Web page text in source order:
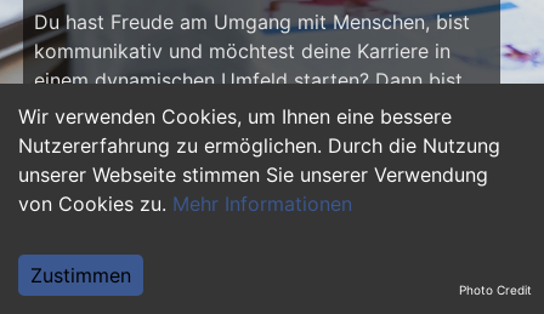
Wir verwenden Cookies, um Ihnen eine bessere
Nutzererfahrung zu ermöglichen. Durch die Nutzung
unserer Webseite stimmen Sie unserer Verwendung
von Cookies zu. Mehr Informationen
Zustimmen
Du hast Freude am Umgang mit Menschen, bist
kommunikativ und möchtest deine Karriere in
einem dynamischen Umfeld starten? Dann bist
du aufvertriebler-jobs.comgenau richtig! Hier
findest du zahlreiche Ausbildungsplätze und
Einstiegsjobs im Vertrieb – von klassischen
Vertriebspositionen über Außendienst bis hin zu
Vertriebler und entwickle deine Talente!
Photo Credit